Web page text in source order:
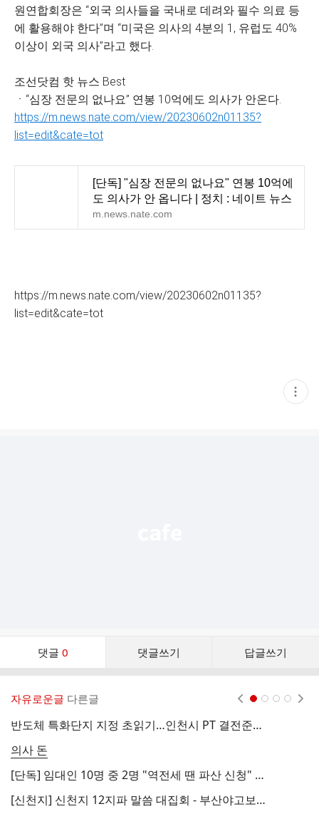
원연합회장은 “외국 의사들을 국내로 데려와 필수 의료 등
에 활용해야 한다”며 “미국은 의사의 4분의 1, 유럽도 40%
이상이 외국 의사”라고 했다.
조선닷컴 핫 뉴스 Best
ㆍ“심장 전문의 없나요” 연봉 10억에도 의사가 안온다.
https://m.news.nate.com/view/20230602n01135?
list=edit&cate=tot
[단독] "심장 전문의 없나요" 연봉 10억에
도 의사가 안 옵니다 | 정치 : 네이트 뉴스
m.news.nate.com
https://m.news.nate.com/view/20230602n01135?
list=edit&cate=tot
현
재
댓글 0 댓글쓰기 답글쓰기
댓
자유로운글 다른글
반도체 특화단지 지정 초읽기…인천시 PT 결전준비 막바지 총력전 6~7월 확정시 피가 바로 붙을수 있습니다 빨리 오셔셔 선점해노세요
의사 돈
[단독] 임대인 10명 중 2명 "역전세 땐 파산 신청" [심층기획-전세시장 대혼란 닥친다] : 네이트뉴스https://m.news.n
[신천지] 신천지 12지파 말씀 대집회 - 부산야고보지파 거제교회 - 요한계시록 ;왜 사람들이 몰려드는 지 말씀을 통해 잘 분별할 하시